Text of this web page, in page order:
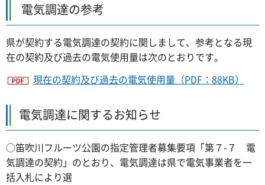
電気調達の参考
県が契約する電気調達の契約に関しまして、参考となる現
在の契約及び過去の電気使用量は次のとおりです。
現在の契約及び過去の電気使用量（PDF：88KB）
電気調達に関するお知らせ
○笛吹川フルーツ公園の指定管理者募集要項「第７-７ 電
気調達の契約」のとおり、電気調達は県で電気事業者を一
括入札により選